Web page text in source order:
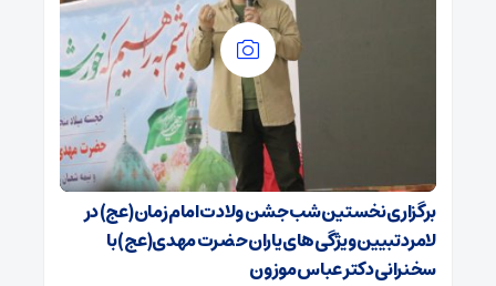
برگزاری نخستین شب جشن ولادت امام زمان(عج) در
لامرد تبیین ویژگی‌های یاران حضرت مهدی(عج) با
سخنرانی دکتر عباس موزون